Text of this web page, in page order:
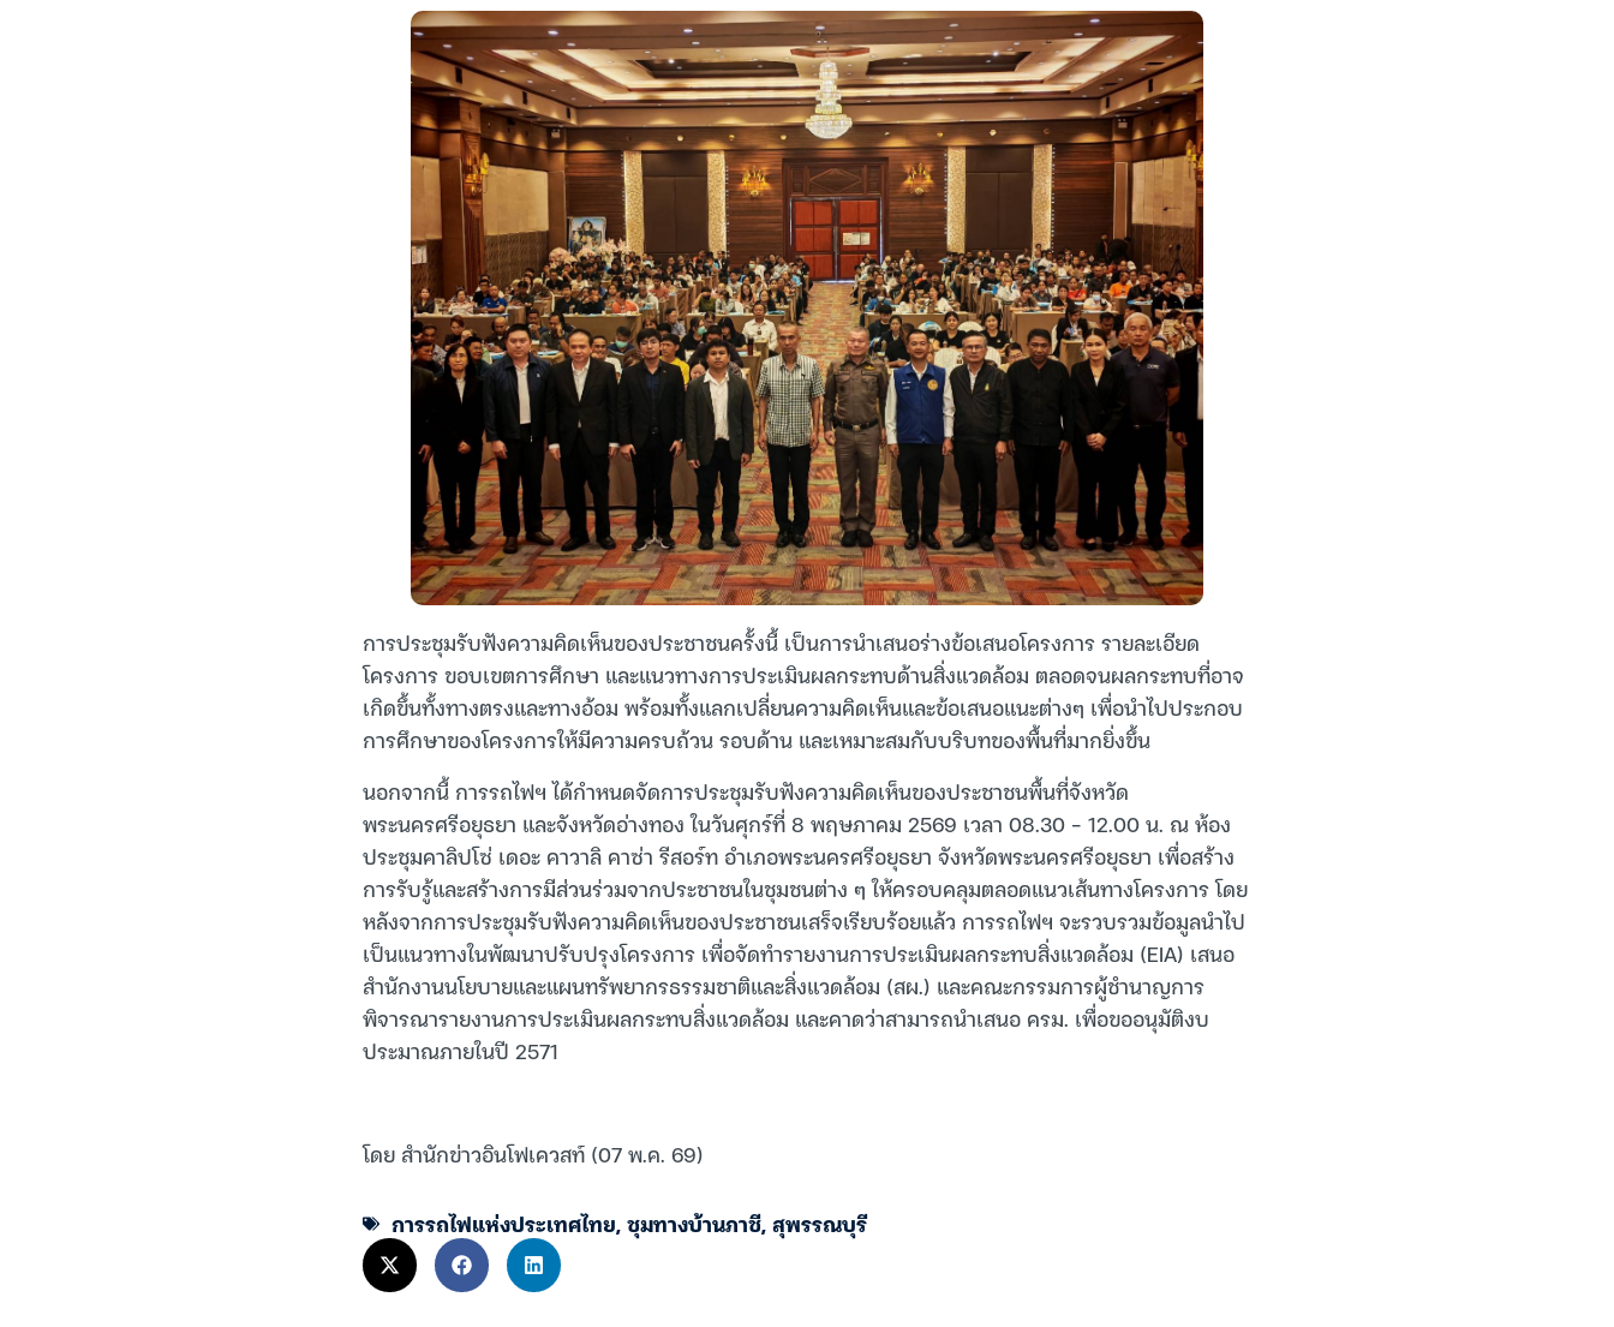
การประชุมรับฟังความคิดเห็นของประชาชนครั้งนี้ เป็นการนำเสนอร่างข้อเสนอโครงการ รายละเอียด
โครงการ ขอบเขตการศึกษา และแนวทางการประเมินผลกระทบด้านสิ่งแวดล้อม ตลอดจนผลกระทบที่อาจ
เกิดขึ้นทั้งทางตรงและทางอ้อม พร้อมทั้งแลกเปลี่ยนความคิดเห็นและข้อเสนอแนะต่างๆ เพื่อนำไปประกอบ
การศึกษาของโครงการให้มีความครบถ้วน รอบด้าน และเหมาะสมกับบริบทของพื้นที่มากยิ่งขึ้น
นอกจากนี้ การรถไฟฯ ได้กำหนดจัดการประชุมรับฟังความคิดเห็นของประชาชนพื้นที่จังหวัด
พระนครศรีอยุธยา และจังหวัดอ่างทอง ในวันศุกร์ที่ 8 พฤษภาคม 2569 เวลา 08.30 – 12.00 น. ณ ห้อง
ประชุมคาลิปโซ่ เดอะ คาวาลิ คาซ่า รีสอร์ท อำเภอพระนครศรีอยุธยา จังหวัดพระนครศรีอยุธยา เพื่อสร้าง
การรับรู้และสร้างการมีส่วนร่วมจากประชาชนในชุมชนต่าง ๆ ให้ครอบคลุมตลอดแนวเส้นทางโครงการ โดย
หลังจากการประชุมรับฟังความคิดเห็นของประชาชนเสร็จเรียบร้อยแล้ว การรถไฟฯ จะรวบรวมข้อมูลนำไป
เป็นแนวทางในพัฒนาปรับปรุงโครงการ เพื่อจัดทำรายงานการประเมินผลกระทบสิ่งแวดล้อม (EIA) เสนอ
สำนักงานนโยบายและแผนทรัพยากรธรรมชาติและสิ่งแวดล้อม (สผ.) และคณะกรรมการผู้ชำนาญการ
พิจารณารายงานการประเมินผลกระทบสิ่งแวดล้อม และคาดว่าสามารถนำเสนอ ครม. เพื่อขออนุมัติงบ
ประมาณภายในปี 2571
โดย สำนักข่าวอินโฟเควสท์ (07 พ.ค. 69)
การรถไฟแห่งประเทศไทย,ชุมทางบ้านภาชี,สุพรรณบุรี